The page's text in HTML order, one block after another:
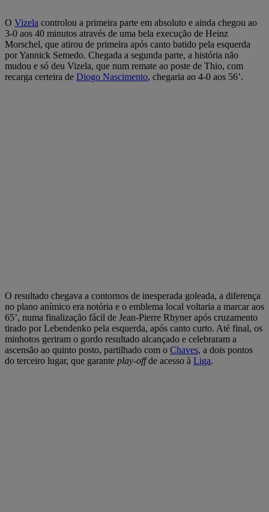
O Vizela controlou a primeira parte em absoluto e ainda chegou ao
3-0 aos 40 minutos através de uma bela execução de Heinz
Morschel, que atirou de primeira após canto batido pela esquerda
por Yannick Semedo. Chegada a segunda parte, a história não
mudou e só deu Vizela, que num remate ao poste de Thio, com
recarga certeira de Diogo Nascimento, chegaria ao 4-0 aos 56’.
O resultado chegava a contornos de inesperada goleada, a diferença
no plano anímico era notória e o emblema local voltaria a marcar aos
65’, numa finalização fácil de Jean-Pierre Rhyner após cruzamento
tirado por Lebendenko pela esquerda, após canto curto. Até final, os
minhotos geriram o gordo resultado alcançado e celebraram a
ascensão ao quinto posto, partilhado com o Chaves, a dois pontos
do terceiro lugar, que garante play-offde acesso à Liga.